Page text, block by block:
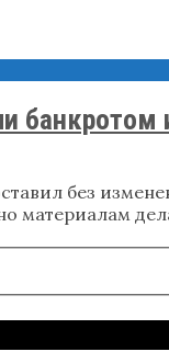
банкротом
без
материалам